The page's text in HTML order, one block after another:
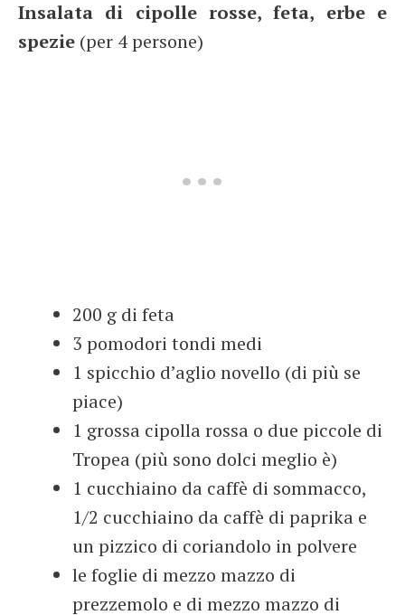
Insalata di cipolle rosse, feta, erbe e
spezie (per 4 persone)
200 g di feta
3 pomodori tondi medi
1 spicchio d’aglio novello (di più se
piace)
1 grossa cipolla rossa o due piccole di
Tropea (più sono dolci meglio è)
1 cucchiaino da caffè di sommacco,
1/2 cucchiaino da caffè di paprika e
un pizzico di coriandolo in polvere
le foglie di mezzo mazzo di
prezzemolo e di mezzo mazzo di